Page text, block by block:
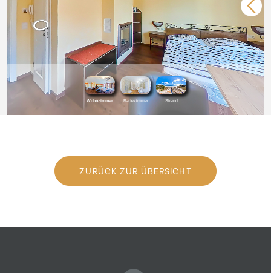
ZURÜCK ZUR ÜBERSICHT